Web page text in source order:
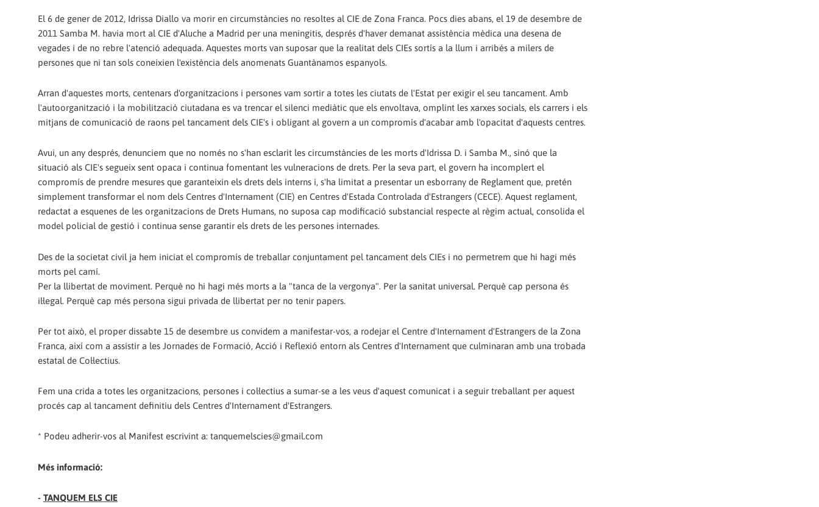
El 6 de gener de 2012, Idrissa Diallo va morir en circumstàncies no resoltes al CIE de Zona Franca. Pocs dies abans, el 19 de desembre de
2011 Samba M. havia mort al CIE d'Aluche a Madrid per una meningitis, després d'haver demanat assistència mèdica una desena de
vegades i de no rebre l'atenció adequada. Aquestes morts van suposar que la realitat dels CIEs sortís a la llum i arribés a milers de
persones que ni tan sols coneixien l'existència dels anomenats Guantànamos espanyols.
Arran d'aquestes morts, centenars d'organitzacions i persones vam sortir a totes les ciutats de l'Estat per exigir el seu tancament. Amb
l'autoorganització i la mobilització ciutadana es va trencar el silenci mediàtic que els envoltava, omplint les xarxes socials, els carrers i els
mitjans de comunicació de raons pel tancament dels CIE's i obligant al govern a un compromís d'acabar amb l'opacitat d'aquests centres.
Avui, un any després, denunciem que no només no s'han esclarit les circumstàncies de les morts d'Idrissa D. i Samba M., sinó que la
situació als CIE's segueix sent opaca i continua fomentant les vulneracions de drets. Per la seva part, el govern ha incomplert el
compromís de prendre mesures que garanteixin els drets dels interns i, s'ha limitat a presentar un esborrany de Reglament que, pretén
simplement transformar el nom dels Centres d'Internament (CIE) en Centres d'Estada Controlada d'Estrangers (CECE). Aquest reglament,
redactat a esquenes de les organitzacions de Drets Humans, no suposa cap modificació substancial respecte al règim actual, consolida el
model policial de gestió i continua sense garantir els drets de les persones internades.
Des de la societat civil ja hem iniciat el compromís de treballar conjuntament pel tancament dels CIEs i no permetrem que hi hagi més
morts pel camí.
Per la llibertat de moviment. Perquè no hi hagi més morts a la "tanca de la vergonya". Per la sanitat universal. Perquè cap persona és
il·legal. Perquè cap més persona sigui privada de llibertat per no tenir papers.
Per tot això, el proper dissabte 15 de desembre us convidem a manifestar-vos, a rodejar el Centre d'Internament d'Estrangers de la Zona
Franca, així com a assistir a les Jornades de Formació, Acció i Reflexió entorn als Centres d'Internament que culminaran amb una trobada
estatal de Col·lectius.
Fem una crida a totes les organitzacions, persones i col·lectius a sumar-se a les veus d'aquest comunicat i a seguir treballant per aquest
procés cap al tancament definitiu dels Centres d'Internament d'Estrangers.
* Podeu adherir-vos al Manifest escrivint a: tanquemelscies@gmail.com
Més informació:
- TANQUEM ELS CIE